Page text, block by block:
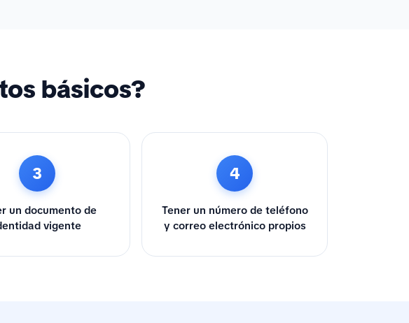
básicos?
3
un documento de
vigente
4
Tener un número de teléfono
y correo electrónico propios